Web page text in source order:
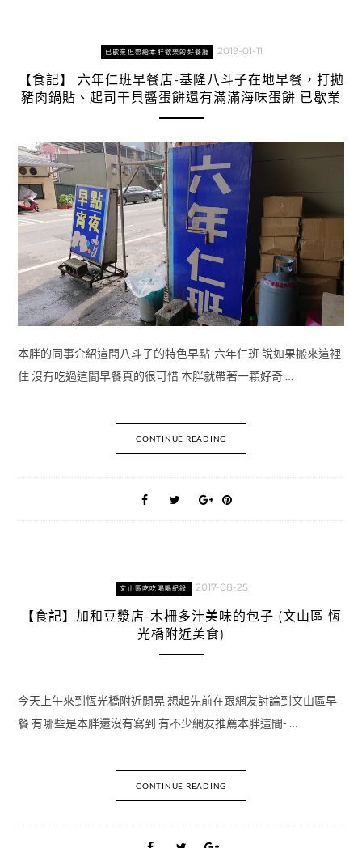
已歇業但帶給本胖歡樂的好餐廳 2019-01-11
【食記】 六年仁班早餐店-基隆八斗子在地早餐，打拋
豬肉鍋貼、起司干貝醬蛋餅還有滿滿海味蛋餅 已歇業
本胖的同事介紹這間八斗子的特色早點-六年仁班 說如果搬來這裡
住 沒有吃過這間早餐真的很可惜 本胖就帶著一顆好奇 …
CONTINUE READING
文山區吃吃喝喝紀錄 2017-08-25
【食記】加和豆漿店-木柵多汁美味的包子 (文山區 恆
光橋附近美食)
今天上午來到恆光橋附近閒晃 想起先前在跟網友討論到文山區早
餐 有哪些是本胖還沒有寫到 有不少網友推薦本胖這間- …
CONTINUE READING